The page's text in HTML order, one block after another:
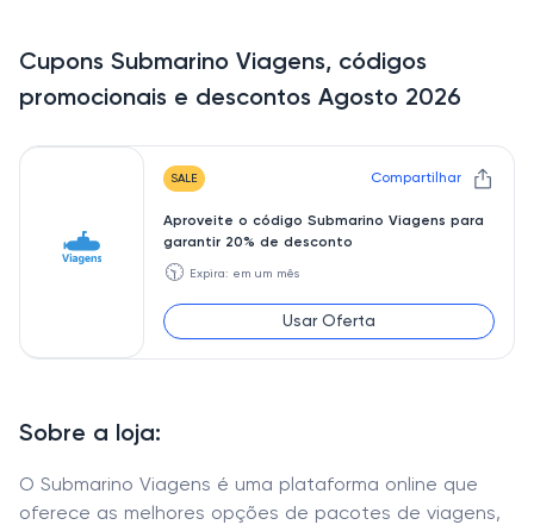
Sobre a loja:
O Submarino Viagens é uma plataforma online que
oferece as melhores opções de pacotes de viagens,
Cupons Submarino Viagens, códigos
promocionais e descontos Agosto 2026
SALE Compartilhar
Aproveite o código Submarino Viagens para
garantir 20% de desconto
🕥 Expira: em um mês
Usar Oferta